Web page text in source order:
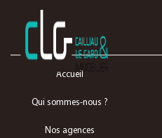
Accueil
Qui sommes-nous ?
Nos agences